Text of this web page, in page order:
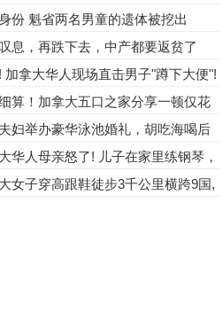
才是最真实的模样 ...
份 魁省两名男童的遗体被挖出
息，再跌下去，中产都要返贫了
加拿大华人现场直击男子"蹲下大便"!
算！加拿大五口之家分享一顿仅花
饱全家！
妇举办豪华泳池婚礼，胡吃海喝后
单
华人母亲怒了! 儿子在家里练钢琴，
狠罚超$3万
女子穿高跟鞋徒步3千公里横跨9国,